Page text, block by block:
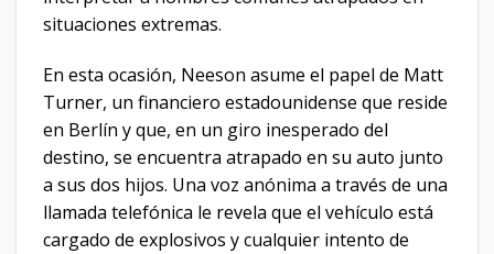
situaciones extremas.
En esta ocasión, Neeson asume el papel de Matt
Turner, un financiero estadounidense que reside
en Berlín y que, en un giro inesperado del
destino, se encuentra atrapado en su auto junto
a sus dos hijos. Una voz anónima a través de una
llamada telefónica le revela que el vehículo está
cargado de explosivos y cualquier intento de